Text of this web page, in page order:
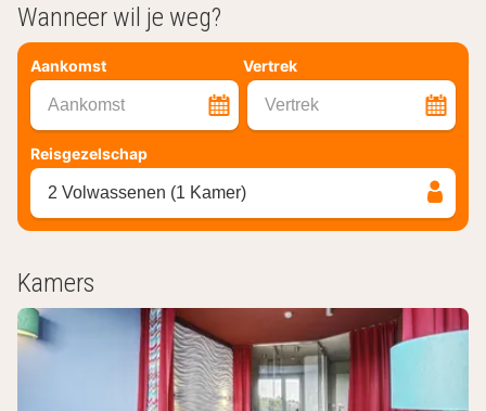
Wanneer wil je weg?
Aankomst Vertrek
Aankomst Vertrek
Reisgezelschap
2 Volwassenen (1 Kamer)
Kamers